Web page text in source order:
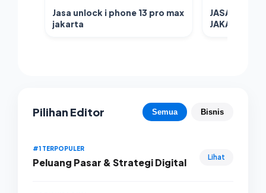
Jasa unlock i phone 13 pro max
jakarta
JASA
JAKARTA
Pilihan Editor Semua Bisnis
#1 TERPOPULER
Peluang Pasar & Strategi Digital Lihat